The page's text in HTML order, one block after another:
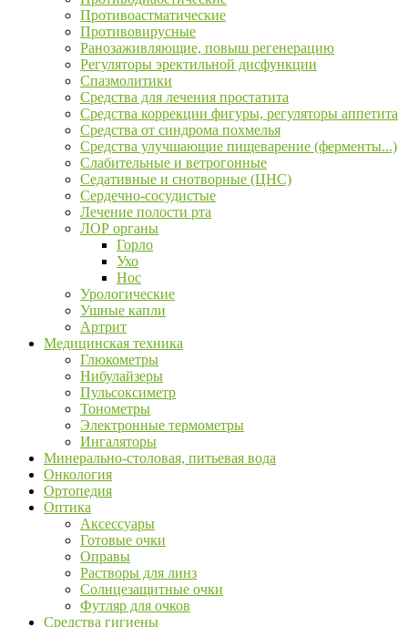
Противоастматические
Противовирусные
Ранозаживляющие, повыш регенерацию
Регуляторы эректильной дисфункции
Спазмолитики
Средства для лечения простатита
Средства коррекции фигуры, регуляторы аппетита
Средства от синдрома похмелья
Средства улучшающие пищеварение (ферменты...)
Слабительные и ветрогонные
Седативные и снотворные (ЦНС)
Сердечно-сосудистые
Лечение полости рта
ЛОР органы
Горло
Ухо
Нос
Урологические
Ушные капли
Артрит
Медицинская техника
Глюкометры
Нибулайзеры
Пульсоксиметр
Тонометры
Электронные термометры
Ингаляторы
Минерально-столовая, питьевая вода
Онкология
Ортопедия
Оптика
Аксессуары
Готовые очки
Оправы
Растворы для линз
Солнцезащитные очки
Футляр для очков
Средства гигиены